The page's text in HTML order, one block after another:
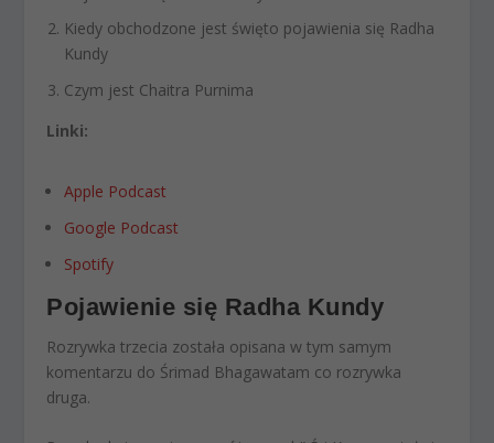
Kiedy obchodzone jest święto pojawienia się Radha
Kundy
Czym jest Chaitra Purnima
Linki:
Apple Podcast
Google Podcast
Spotify
Pojawienie się Radha Kundy
Rozrywka trzecia została opisana w tym samym
komentarzu do Śrimad Bhagawatam co rozrywka
druga.